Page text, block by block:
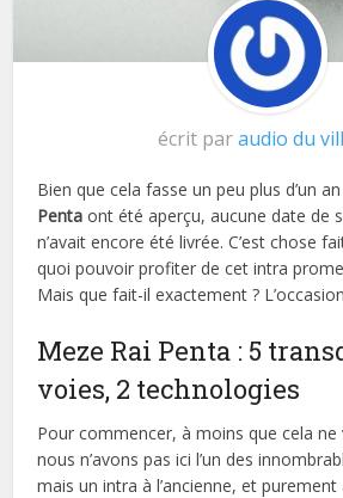
écrit paraudio du
Bien que cela fasse un peu plus d’un
Penta ont été aperçu, aucune date de
n’avait encore été livrée. C’est chose
quoi pouvoir profiter de cet intra
Mais que fait-il exactement ?
Meze Rai Penta : 5
voies, 2 technologies
Pour commencer, à moins que cela ne
nous n’avons pas ici l’un des
mais un intra à l’ancienne, et